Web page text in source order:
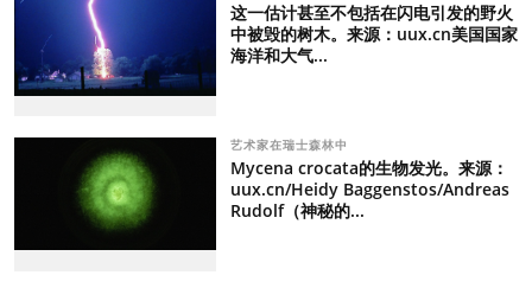
这一估计甚至不包括在闪电引发的野火
中被毁的树木。来源：uux.cn美国国家
海洋和大气...
艺术家在瑞士森林中
Mycena crocata的生物发光。来源：
uux.cn/Heidy Baggenstos/Andreas
Rudolf（神秘的...